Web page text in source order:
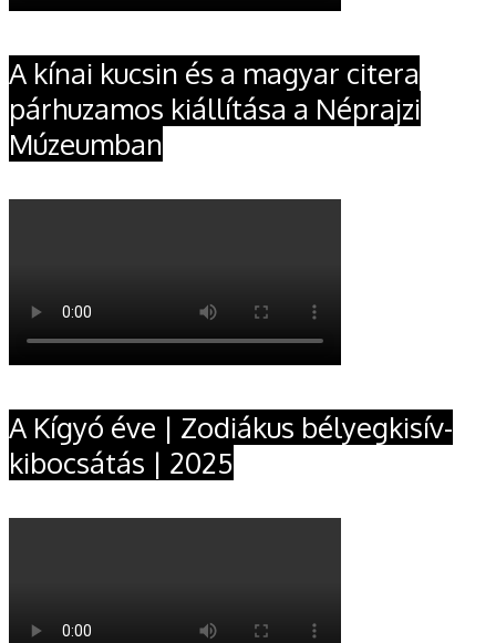
A kínai kucsin és a magyar citera
párhuzamos kiállítása a Néprajzi
Múzeumban
A Kígyó éve | Zodiákus bélyegkisív-
kibocsátás | 2025